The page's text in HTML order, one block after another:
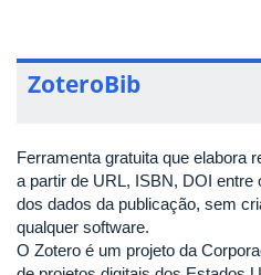
ZoteroBib
Ferramenta gratuita que elabora
a partir de URL, ISBN, DOI
dos dados da publicação, sem
qualquer software.
O Zotero é um projeto da